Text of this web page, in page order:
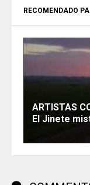
RECOMENDADO
ARTISTAS
El Jinete